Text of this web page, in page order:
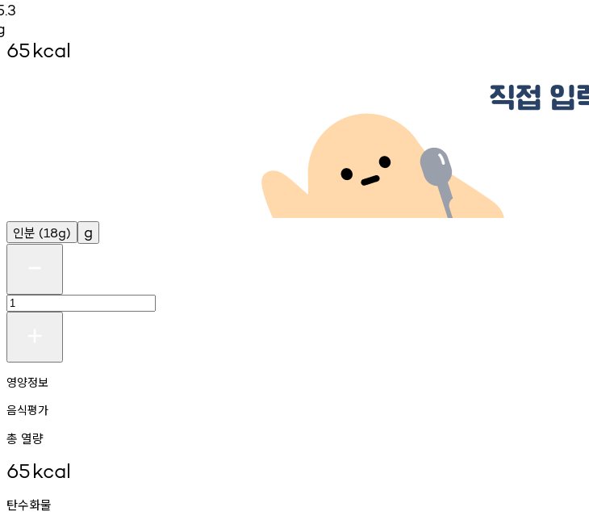
65kcal
인분 (18g) g
영양정보
음식평가
총 열량
65kcal
탄수화물